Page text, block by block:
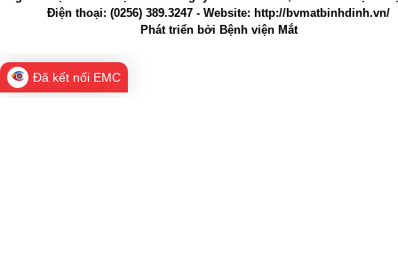
Điện thoại:(0256) 389.3247- Website: http://bvmatbinhdinh.vn/
Phát triển bởi Bệnh viện Mắt
Đã kết nối EMC